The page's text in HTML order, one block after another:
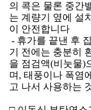
의 콕은 물론 중간
는 계량기 옆에 설
이 안전합니다
- 휴가를 끝낸 후
기 전에는 충분히
을 점검액(비눗물)
며, 태풍이나 폭염
고 나서 사용하는